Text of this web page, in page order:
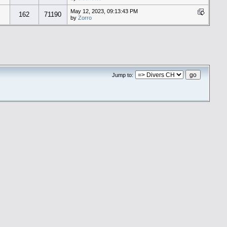
162 71190
May 12, 2023, 09:13:43 PM
byZorro
Jump to: